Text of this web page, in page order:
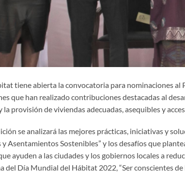
tiene abierta la convocatoria para nominaciones
que han realizado contribuciones destacadas al
la provisión de viviendas adecuadas, asequibles y
seanalizará las mejores prácticas, iniciativas y
y Asentamientos Sostenibles” y los desafíos que
ayuden a las ciudades y los gobiernos locales a
del Día Mundial del Hábitat 2022, “Serconscientesde